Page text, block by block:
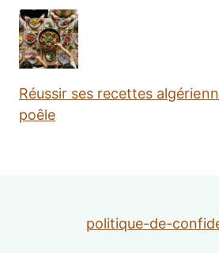
Réussir ses recettes
poêle
politique-de-